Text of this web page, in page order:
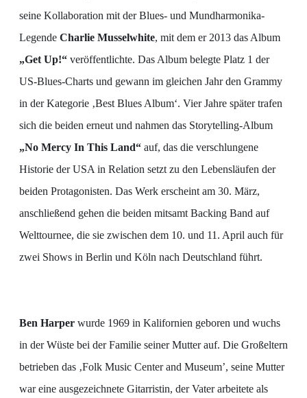
seine Kollaboration mit der Blues- und Mundharmonika-
Legende Charlie Musselwhite, mit dem er 2013 das Album
„Get Up!“ veröffentlichte. Das Album belegte Platz 1 der
US-Blues-Charts und gewann im gleichen Jahr den Grammy
in der Kategorie ‚Best Blues Album‘. Vier Jahre später trafen
sich die beiden erneut und nahmen das Storytelling-Album
„No Mercy In This Land“ auf, das die verschlungene
Historie der USA in Relation setzt zu den Lebensläufen der
beiden Protagonisten. Das Werk erscheint am 30. März,
anschließend gehen die beiden mitsamt Backing Band auf
Welttournee, die sie zwischen dem 10. und 11. April auch für
zwei Shows in Berlin und Köln nach Deutschland führt.
Ben Harper wurde 1969 in Kalifornien geboren und wuchs
in der Wüste bei der Familie seiner Mutter auf. Die Großeltern
betrieben das ‚Folk Music Center and Museum’, seine Mutter
war eine ausgezeichnete Gitarristin, der Vater arbeitete als